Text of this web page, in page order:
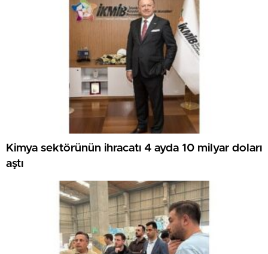
Kimya sektörünün ihracatı 4 ayda 10 milyar doları
aştı